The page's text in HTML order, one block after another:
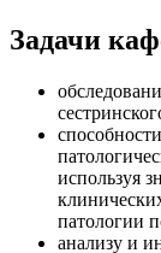
Задачи
используя
патологии
анализу и